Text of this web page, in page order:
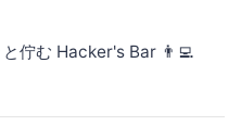
佇む Hacker's Bar 👨‍💻